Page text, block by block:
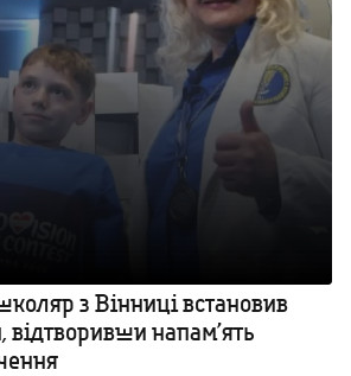
з Вінниці встановив
відтворивши напам’ять